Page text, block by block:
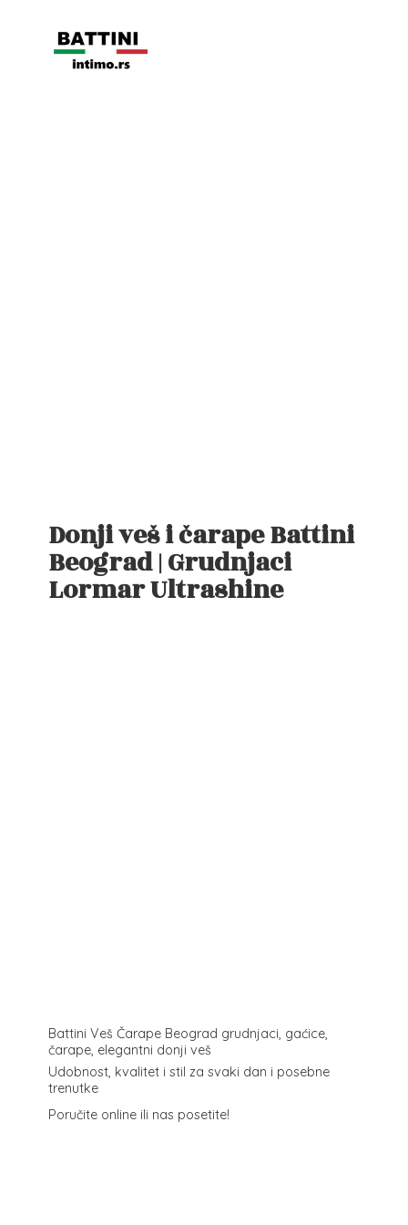
Donji veš i čarape Battini
Beograd | Grudnjaci
Lormar Ultrashine
Battini Veš Čarape Beograd grudnjaci, gaćice,
čarape, elegantni donji veš
Udobnost, kvalitet i stil za svaki dan i posebne
trenutke
Poručite online ili nas posetite!